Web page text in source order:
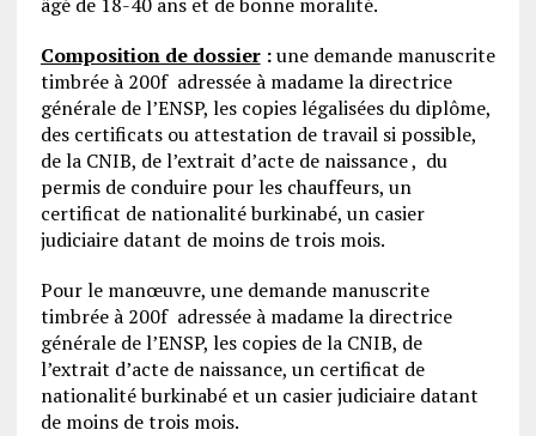
Composition de dossier:une demande manuscrite
timbrée à 200f adressée à madame la directrice
générale de l’ENSP, les copies légalisées du diplôme,
des certificats ou attestation de travail si possible,
de la CNIB, de l’extrait d’acte de naissance , du
permis de conduire pour les chauffeurs, un
certificat de nationalité burkinabé, un casier
judiciaire datant de moins de trois mois.
Pour le manœuvre, une demande manuscrite
timbrée à 200f adressée à madame la directrice
générale de l’ENSP, les copies de la CNIB, de
l’extrait d’acte de naissance, un certificat de
nationalité burkinabé et un casier judiciaire datant
de moins de trois mois.